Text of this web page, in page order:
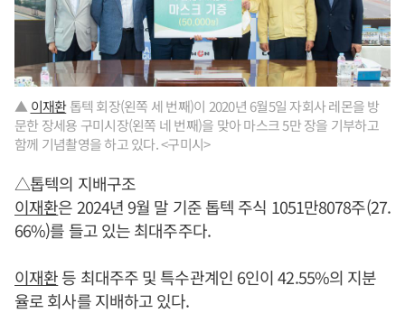
▲ 이재환톱텍 회장(왼쪽 세 번째)이 2020년 6월5일 자회사 레몬을 방
문한 장세용 구미시장(왼쪽 네 번째)을 맞아 마스크 5만 장을 기부하고
함께 기념촬영을 하고 있다. <구미시>
△톱텍의 지배구조
이재환은 2024년 9월 말 기준 톱텍 주식 1051만8078주(27.
66%)를 들고 있는 최대주주다.
이재환등 최대주주 및 특수관계인 6인이 42.55%의 지분
율로 회사를 지배하고 있다.